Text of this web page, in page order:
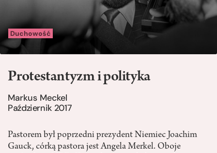
Duchowość
Protestantyzm i polityka
Markus Meckel
Październik 2017
Pastorem był poprzedni prezydent Niemiec Joachim
Gauck, córką pastora jest Angela Merkel. Oboje